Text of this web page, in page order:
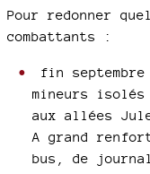
Pour redonner
combattants :
fin septembre
mineurs
aux allées
A grand
bus, de